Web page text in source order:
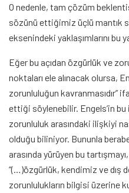
O nedenle, tam çözüm
sözünü ettiğimiz üçlü mantık
eksenindeki yaklaşımlarını bu
Eğer bu açıdan özgürlük ve
noktaları ele alınacak olursa,
zorunluluğun kavranmasıdır”
ettiği söylenebilir. Engels’in
zorunluluk arasındaki ilişkiyi
olduğu biliniyor. Bununla
arasında yürüyen bu
“(…)özgürlük, kendimiz ve dış
zorunlulukların bilgisi üzerine